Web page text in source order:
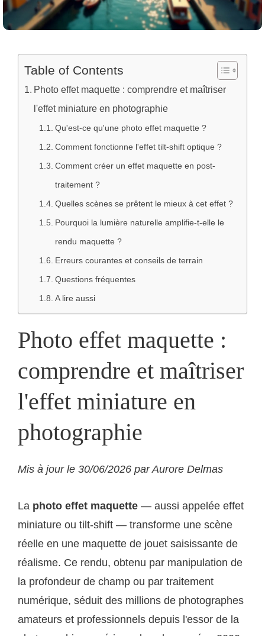
Table of Contents
Photo effet maquette : comprendre et maîtriser
l'effet miniature en photographie
Qu'est-ce qu'une photo effet maquette ?
Comment fonctionne l'effet tilt-shift optique ?
Comment créer un effet maquette en post-
traitement ?
Quelles scènes se prêtent le mieux à cet effet ?
Pourquoi la lumière naturelle amplifie-t-elle le
rendu maquette ?
Erreurs courantes et conseils de terrain
Questions fréquentes
A lire aussi
Photo effet maquette :
comprendre et maîtriser
l'effet miniature en
photographie
Mis à jour le 30/06/2026 par Aurore Delmas
La photo effet maquette — aussi appelée effet
miniature ou tilt-shift — transforme une scène
réelle en une maquette de jouet saisissante de
réalisme. Ce rendu, obtenu par manipulation de
la profondeur de champ ou par traitement
numérique, séduit des millions de photographes
amateurs et professionnels depuis l'essor de la